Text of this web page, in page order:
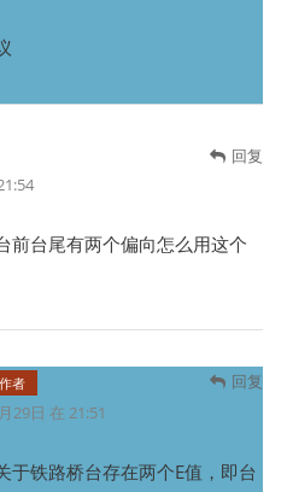
回复
前台尾有两个偏向怎么用这个
回复
者
29日 在 21:51
于铁路桥台存在两个E值，即台